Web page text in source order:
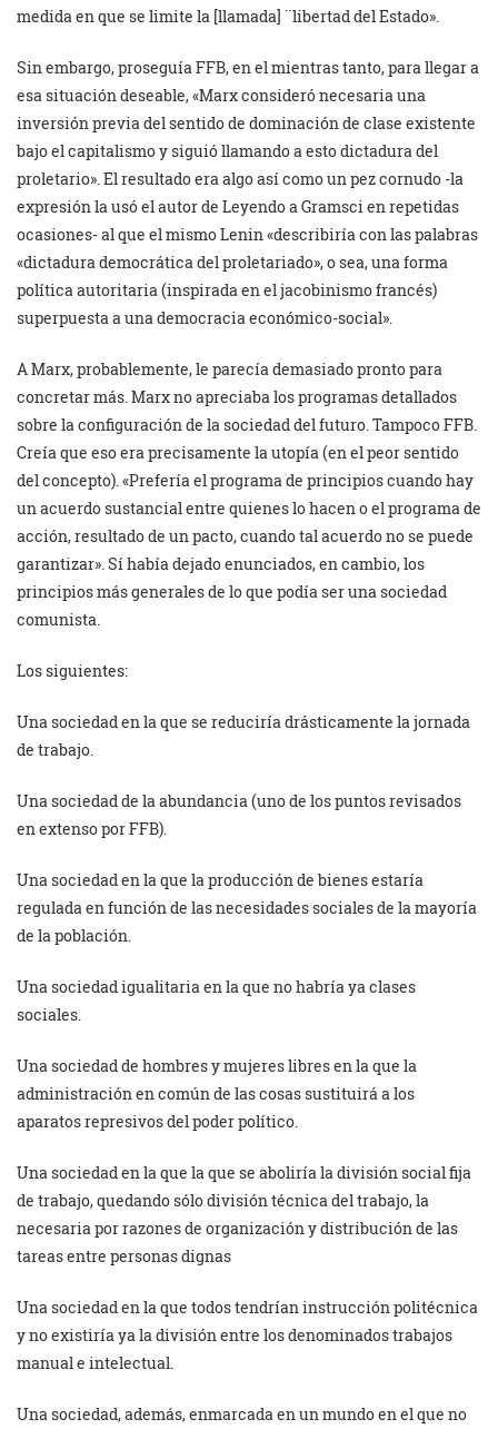
medida en que se limite la [llamada] ¨libertad del Estado».
Sin embargo, proseguía FFB, en el mientras tanto, para llegar a
esa situación deseable, «Marx consideró necesaria una
inversión previa del sentido de dominación de clase existente
bajo el capitalismo y siguió llamando a esto dictadura del
proletario». El resultado era algo así como un pez cornudo -la
expresión la usó el autor de Leyendo a Gramsci en repetidas
ocasiones- al que el mismo Lenin «describiría con las palabras
«dictadura democrática del proletariado», o sea, una forma
política autoritaria (inspirada en el jacobinismo francés)
superpuesta a una democracia económico-social».
A Marx, probablemente, le parecía demasiado pronto para
concretar más. Marx no apreciaba los programas detallados
sobre la configuración de la sociedad del futuro. Tampoco FFB.
Creía que eso era precisamente la utopía (en el peor sentido
del concepto). «Prefería el programa de principios cuando hay
un acuerdo sustancial entre quienes lo hacen o el programa de
acción, resultado de un pacto, cuando tal acuerdo no se puede
garantizar». Sí había dejado enunciados, en cambio, los
principios más generales de lo que podía ser una sociedad
comunista.
Los siguientes:
Una sociedad en la que se reduciría drásticamente la jornada
de trabajo.
Una sociedad de la abundancia (uno de los puntos revisados
en extenso por FFB).
Una sociedad en la que la producción de bienes estaría
regulada en función de las necesidades sociales de la mayoría
de la población.
Una sociedad igualitaria en la que no habría ya clases
sociales.
Una sociedad de hombres y mujeres libres en la que la
administración en común de las cosas sustituirá a los
aparatos represivos del poder político.
Una sociedad en la que la que se aboliría la división social fija
de trabajo, quedando sólo división técnica del trabajo, la
necesaria por razones de organización y distribución de las
tareas entre personas dignas
Una sociedad en la que todos tendrían instrucción politécnica
y no existiría ya la división entre los denominados trabajos
manual e intelectual.
Una sociedad, además, enmarcada en un mundo en el que no